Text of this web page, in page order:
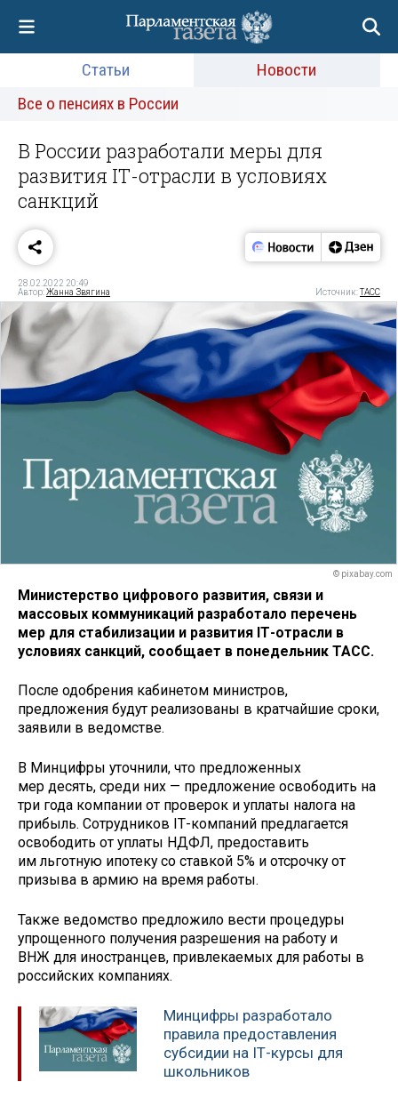
Статьи
Новости
Все о пенсиях в России
В России разработали меры для
развития IТ-отрасли в условиях
санкций
28.02.2022 20:49
Автор:Жанна Звягина Источник:ТАСС
© pixabay.com
Министерство цифрового развития, связи и
массовых коммуникаций разработало перечень
мер для стабилизации и развития IТ-отрасли в
условиях санкций, сообщает в понедельник ТАСС.
После одобрения кабинетом министров,
предложения будут реализованы в кратчайшие сроки,
заявили в ведомстве.
В Минцифры уточнили, что предложенных
мер десять, среди них — предложение освободить на
три года компании от проверок и уплаты налога на
прибыль. Сотрудников IТ-компаний предлагается
освободить от уплаты НДФЛ, предоставить
им льготную ипотеку со ставкой 5% и отсрочку от
призыва в армию на время работы.
Также ведомство предложило вести процедуры
упрощенного получения разрешения на работу и
ВНЖ для иностранцев, привлекаемых для работы в
российских компаниях.
Минцифры разработало
правила предоставления
субсидии на IТ-курсы для
школьников